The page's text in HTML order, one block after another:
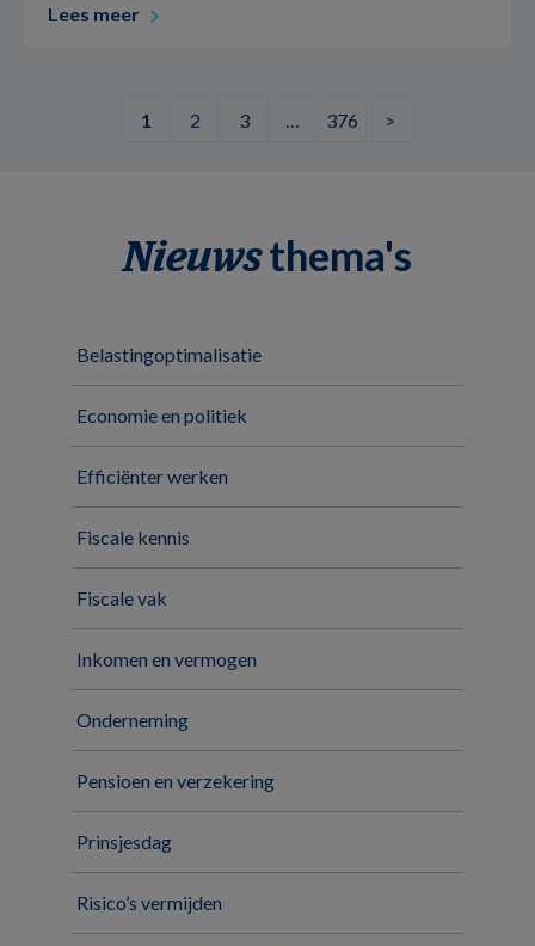
Lees meer
1 2 3 … 376 >
Nieuwsthema's
Belastingoptimalisatie
Economie en politiek
Efficiënter werken
Fiscale kennis
Fiscale vak
Inkomen en vermogen
Onderneming
Pensioen en verzekering
Prinsjesdag
Risico’s vermijden